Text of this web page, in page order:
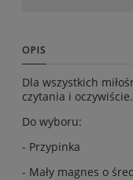
OPIS
Dla wszystkich
czytania i
Do wyboru:
- Przypinka
- Mały magnes o